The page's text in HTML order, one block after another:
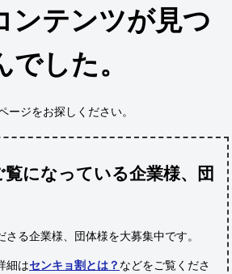
ンテンツが見つ
した。
ジをお探しください。
になっている企業様、団
さる企業様、団体様を大募集中です。
細はセンキョ割とは？ などをご覧くださ